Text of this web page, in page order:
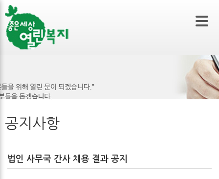
본문 바로가기
공지사항
법인 사무국 간사 채용 결과 공지